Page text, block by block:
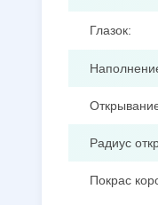
Глазок:
Радиус
Покрас